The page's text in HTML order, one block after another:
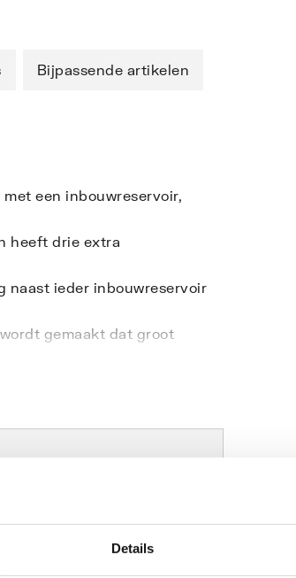
Details
Bijpassende artikelen
een inbouwreservoir,
heeft drie extra
naast ieder inbouwreservoir
gemaakt dat groot